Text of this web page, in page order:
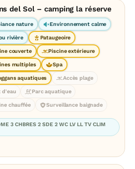
del Sol – camping la réserve
nature Environnement calme
rivière Pataugeoire
couverte Piscine extérieure
multiples Spa
aquatiques Accès plage
d'eau Parc aquatique
chauffée Surveillance baignade
3 CHBRES 2 SDE 2 WC LV LL TV CLIM